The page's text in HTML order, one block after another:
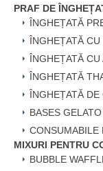
PRAF DE
ÎNGHEȚATĂ
ÎNGHEȚATĂ CU
ÎNGHEȚATĂ CU
ÎNGHEȚATĂ
ÎNGHEȚATĂ DE
BASES
CONSUMABILE
MIXURI PENTRU
BUBBLE